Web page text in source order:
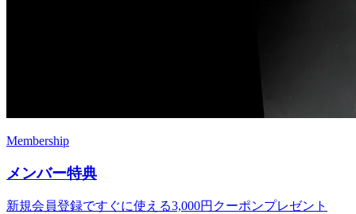
Membership
メンバー特典
新規会員登録ですぐに使える3,000円クーポンプレゼント